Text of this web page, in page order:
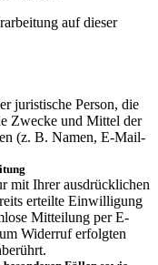
auf dieser
juristische Person, die
Zwecke und Mittel der
(z. B. Namen, E-Mail-
mit Ihrer ausdrücklichen
erteilte Einwilligung
Mitteilung per E-
Widerruf erfolgten